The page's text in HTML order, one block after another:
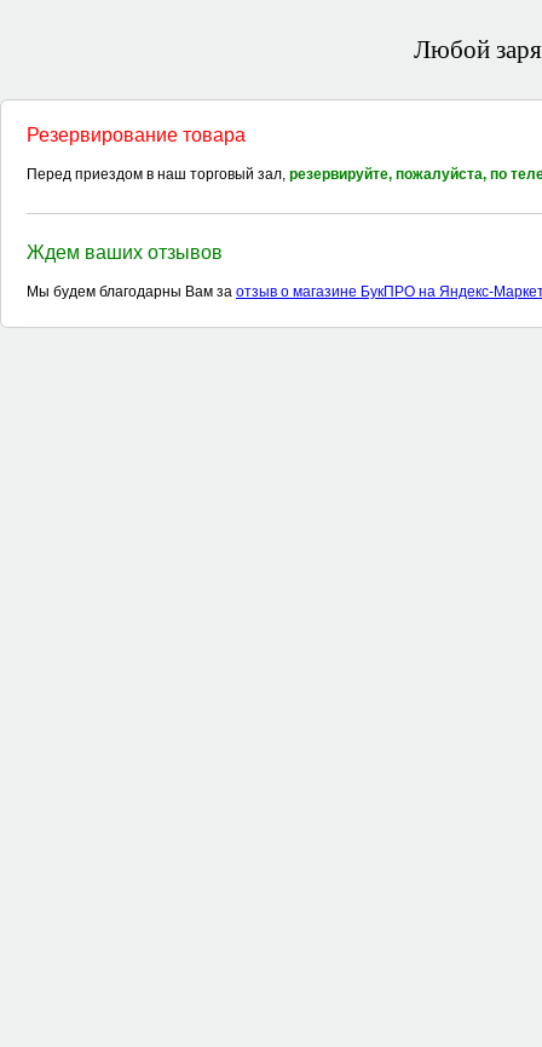
Любой
Резервирование товара
Перед приездом в наш торговый зал, резервируйте, пожалуйста, по
Ждем ваших отзывов
Мы будем благодарны Вам за отзыв о магазине БукПРО на Яндекс-